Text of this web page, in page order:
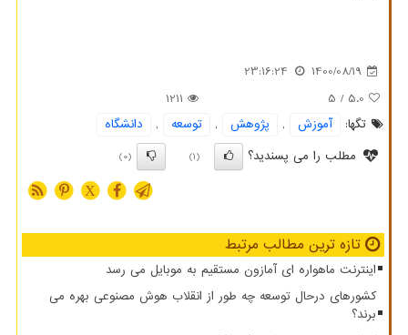
1400/08/19
23:16:24
5.0
/ 5
1211
تگها:
آموزش , پژوهش , توسعه ,
دانشگاه
مطلب را می پسندید؟
(1)
(0)
X
تازه ترین مطالب مرتبط
اینترنت ماهواره ای آمازون مستقیم به موبایل می رسد
کشورهای درحال توسعه چه طور از انقلاب هوش مصنوعی بهره می
برند؟